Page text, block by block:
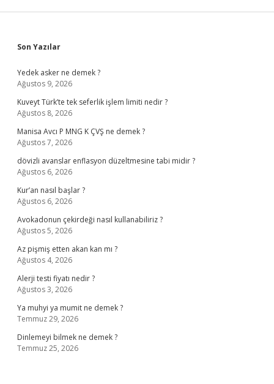
Sidebar
Son Yazılar
Yedek asker ne demek ?
Ağustos 9, 2026
Kuveyt Türk’te tek seferlik işlem limiti nedir ?
Ağustos 8, 2026
Manisa Avcı P MNG K ÇVŞ ne demek ?
Ağustos 7, 2026
dövizli avanslar enflasyon düzeltmesine tabi midir ?
Ağustos 6, 2026
Kur’an nasıl başlar ?
Ağustos 6, 2026
Avokadonun çekirdeği nasıl kullanabiliriz ?
Ağustos 5, 2026
Az pişmiş etten akan kan mı ?
Ağustos 4, 2026
Alerji testi fiyatı nedir ?
Ağustos 3, 2026
Ya muhyi ya mumit ne demek ?
Temmuz 29, 2026
Dinlemeyi bilmek ne demek ?
Temmuz 25, 2026